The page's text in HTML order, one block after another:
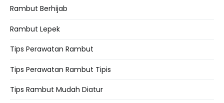
Rambut Berhijab
Rambut Lepek
Tips Perawatan Rambut
Tips Perawatan Rambut Tipis
Tips Rambut Mudah Diatur